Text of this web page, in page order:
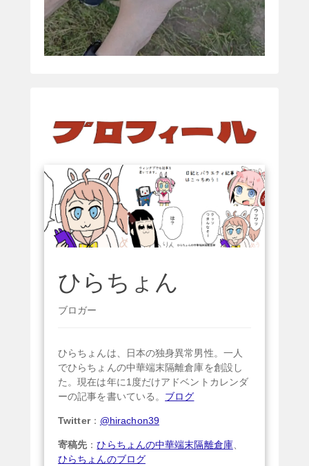
ひらちょん
ブロガー
ひらちょんは、日本の独身異常男性。一人
でひらちょんの中華端末隔離倉庫を創設し
た。現在は年に1度だけアドベントカレンダ
ーの記事を書いている。 ブログ
Twitter： @hirachon39
寄稿先 ：ひらちょんの中華端末隔離倉庫、
ひらちょんのブログ